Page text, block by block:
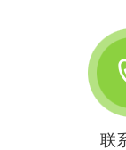
联